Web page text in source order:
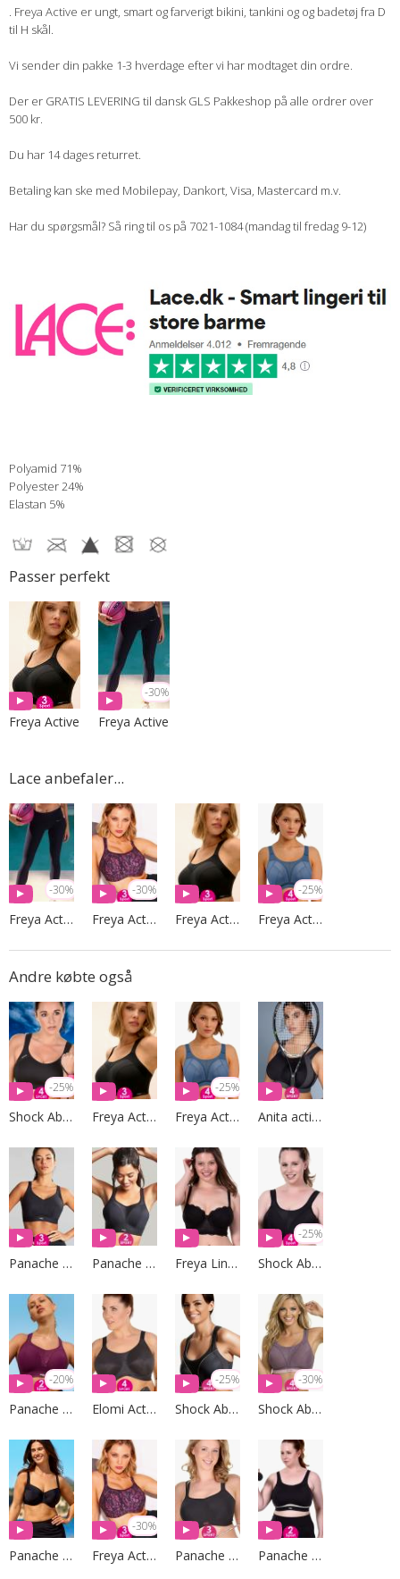
. Freya Active er ungt, smart og farverigt bikini, tankini og og badetøj fra D
til H skål.
Vi sender din pakke 1-3 hverdage efter vi har modtaget din ordre.
Der er GRATIS LEVERING til dansk GLS Pakkeshop på alle ordrer over
500 kr.
Du har 14 dages returret.
Betaling kan ske med Mobilepay, Dankort, Visa, Mastercard m.v.
Har du spørgsmål? Så ring til os på 7021-1084 (mandag til fredag 9-12)
Polyamid 71%
Polyester 24%
Elastan 5%
Passer perfekt
Freya Active
-30%
Freya Active
Lace anbefaler...
-30%
Freya Active
-30%
Freya Active Freya Active
-25%
Freya Active
Andre købte også
-25%
Shock Absorber Freya Active
-25%
Freya Active Anita active
Panache Sport Panache Sport Freya Lingerie
-25%
Shock Absorber
-20%
Panache Sport Elomi Active
-25%
Shock Absorber
-30%
Shock Absorber
Panache Swim
-30%
Freya Active Panache Sport Panache Sport